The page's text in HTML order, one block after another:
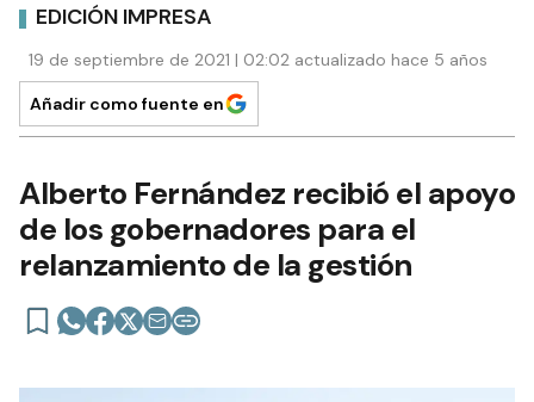
EDICIÓN IMPRESA
19 de septiembre de 2021 | 02:02 actualizado hace 5 años
Añadir como fuente en
Alberto Fernández recibió el apoyo
de los gobernadores para el
relanzamiento de la gestión